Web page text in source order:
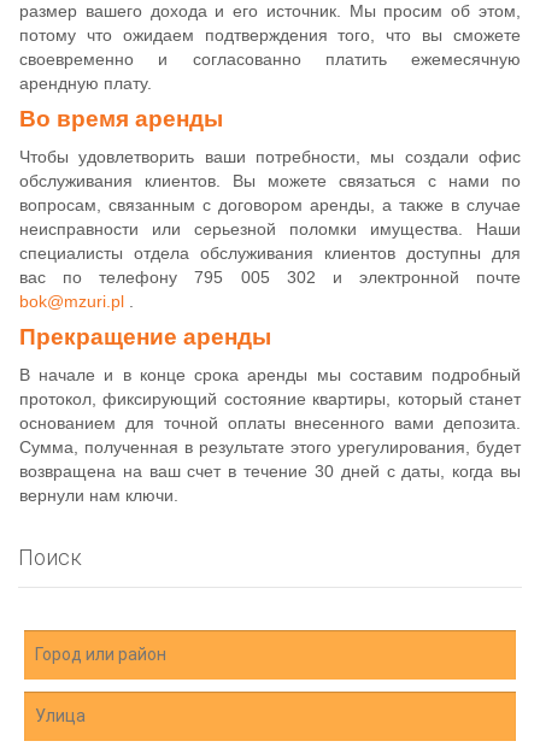
размер вашего дохода и его источник. Мы просим об этом,
потому что ожидаем подтверждения того, что вы сможете
своевременно и согласованно платить ежемесячную
арендную плату.
Во время аренды
Чтобы удовлетворить ваши потребности, мы создали офис
обслуживания клиентов. Вы можете связаться с нами по
вопросам, связанным с договором аренды, а также в случае
неисправности или серьезной поломки имущества. Наши
специалисты отдела обслуживания клиентов доступны для
вас по телефону 795 005 302 и электронной почте
bok@mzuri.pl .
Прекращение аренды
В начале и в конце срока аренды мы составим подробный
протокол, фиксирующий состояние квартиры, который станет
основанием для точной оплаты внесенного вами депозита.
Сумма, полученная в результате этого урегулирования, будет
возвращена на ваш счет в течение 30 дней с даты, когда вы
вернули нам ключи.
Поиск